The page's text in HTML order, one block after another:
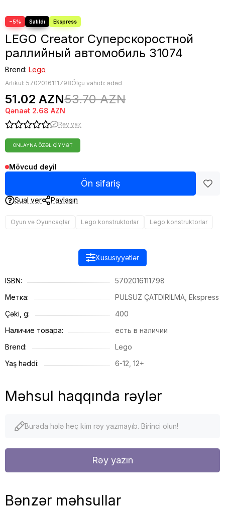
−5%
LEGO Creator Суперскоростной
раллийный автомобиль 31074
Brend: Lego
Artikul: 5702016111798Ölçü vahidi: ədəd
51.02 AZN53.70 AZN
Qənaət 2.68 AZN
Rəy yaz
ONLAYNA ÖZƏL QIYMƏT
Mövcud deyil
Ön sifariş
Sual ver Paylaşın
Oyun və Oyuncaqlar Lego konstruktorlar Lego konstruktorlar
Xüsusiyyətlər
ISBN:
5702016111798
Метка:
PULSUZ ÇATDIRILMA, Ekspress
Çəki, g:
400
Наличие товара:
есть в наличии
Brend:
Lego
Yaş həddi:
6-12, 12+
Məhsul haqqında rəylər
Burada hələ heç kim rəy yazmayıb. Birinci olun!
Rəy yazın
Bənzər məhsullar